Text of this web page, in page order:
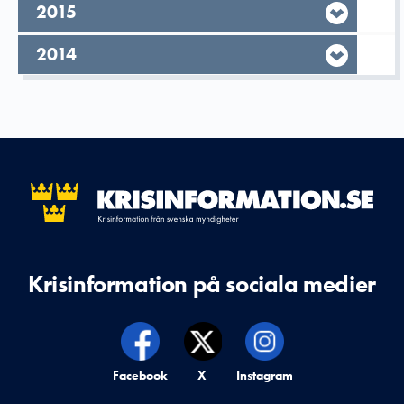
År,
2015
År,
2014
Krisinformation på sociala medier
Krisinformation på,
Facebook Krisinformation på,
X Krisinformation på,
Instagram